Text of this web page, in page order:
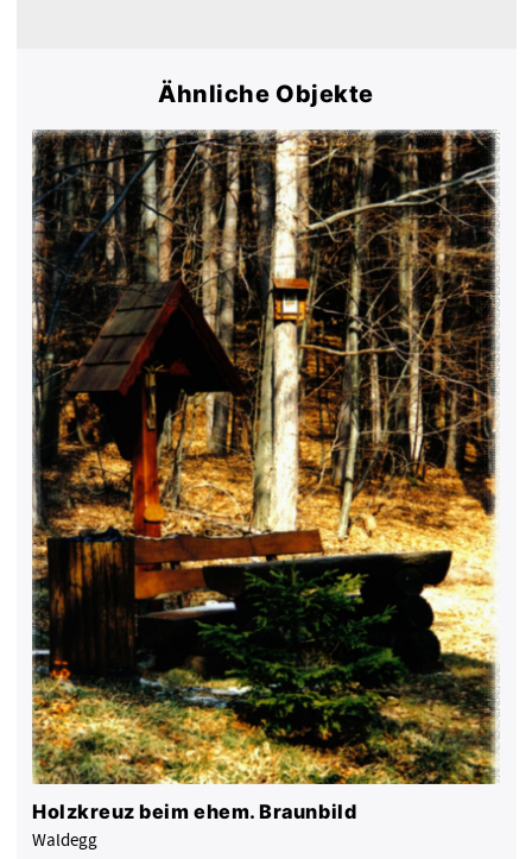
Ähnliche Objekte
Holzkreuz beim ehem. Braunbild
Waldegg